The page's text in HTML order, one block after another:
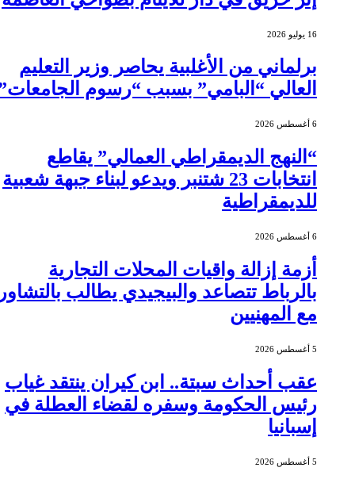
16 يوليو 2026
برلماني من الأغلبية يحاصر وزير التعليم
العالي “البامي” بسبب “رسوم الجامعات”
“النهج الديمقراطي العمالي” يقاطع
انتخابات 23 شتنبر ويدعو لبناء جبهة شعبية
للديمقراطية
أزمة إزالة واقيات المحلات التجارية
بالرباط تتصاعد والبيجيدي يطالب بالتشاور
مع المهنيين
عقب أحداث سبتة.. ابن كيران ينتقد غياب
رئيس الحكومة وسفره لقضاء العطلة في
إسبانيا